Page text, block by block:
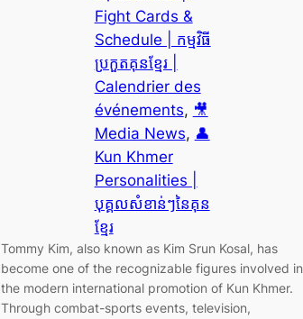
Fight Cards &
Schedule | កម្មវិធី
ប្រកួតគុនខ្មែរ |
Calendrier des
événements, 🎥
Media News, 👤
Kun Khmer
Personalities |
បុគ្គលសំខាន់ៗនៃគុន
ខ្មែរ
Tommy Kim, also known as Kim Srun Kosal, has
become one of the recognizable figures involved in
the modern international promotion of Kun Khmer.
Through combat-sports events, television,